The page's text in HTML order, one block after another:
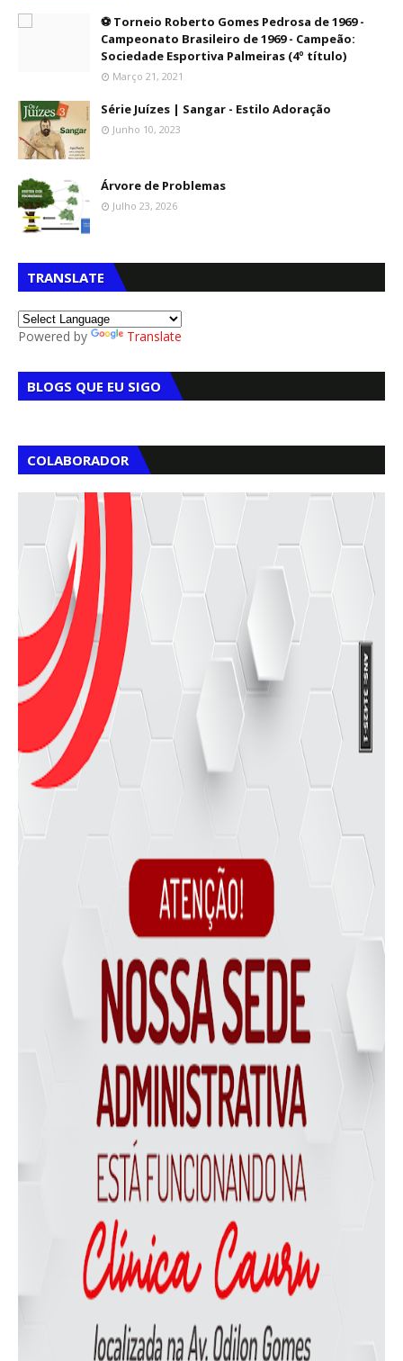
⚽ Torneio Roberto Gomes Pedrosa de 1969 -
Campeonato Brasileiro de 1969 - Campeão:
Sociedade Esportiva Palmeiras (4º título)
Março 21, 2021
Série Juízes | Sangar - Estilo Adoração
Junho 10, 2023
Árvore de Problemas
Julho 23, 2026
TRANSLATE
Powered by Translate
BLOGS QUE EU SIGO
COLABORADOR